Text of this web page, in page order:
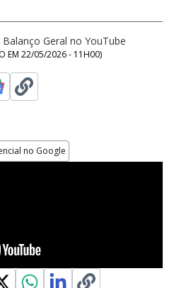
Geral no YouTube
EM 22/05/2026 - 11H00)
no Google